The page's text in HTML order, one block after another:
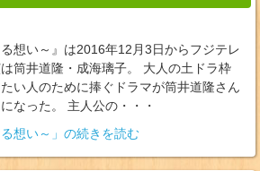
る想い～』は2016年12月3日からフジテレ
筒井道隆・成海璃子。 大人の土ドラ枠
い人のために捧ぐドラマが筒井道隆さん
なった。 主人公の・・・
想い～」の続きを読む